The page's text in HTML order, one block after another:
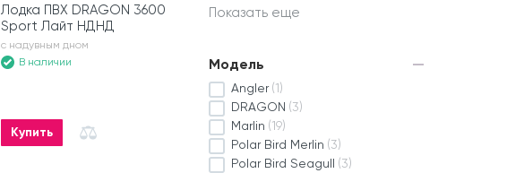
Лодка ПВХ DRAGON 3600
Sport Лайт НДНД
с надувным дном
В наличии
Купить
Показать еще
Модель
Angler (1)
DRAGON (3)
Marlin (19)
Polar Bird Merlin (3)
Polar Bird Seagull (3)